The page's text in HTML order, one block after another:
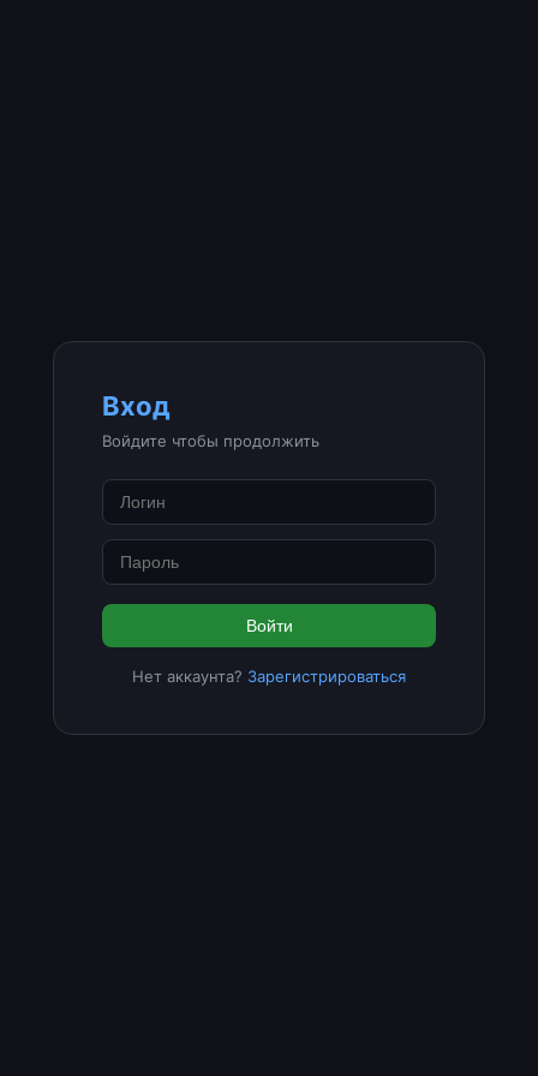
Вход
Войдите чтобы продолжить
Войти
Нет аккаунта? Зарегистрироваться